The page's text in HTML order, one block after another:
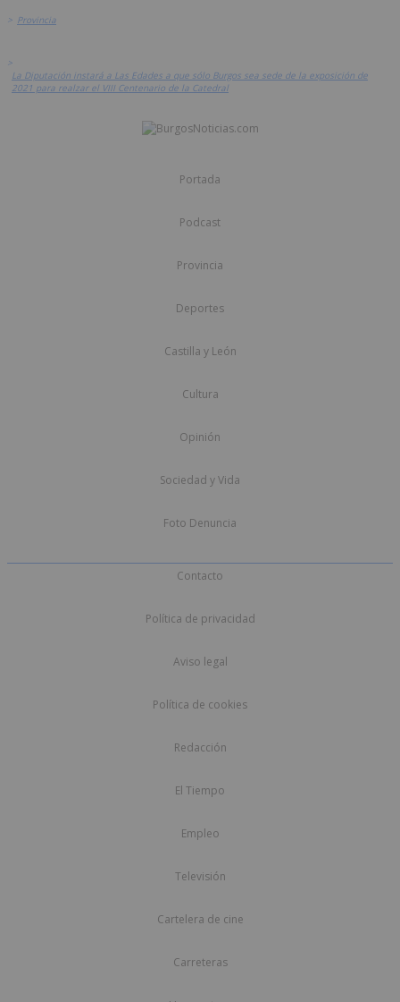
> Provincia
>
La Diputación instará a Las Edades a que sólo Burgos sea sede de la exposición de
2021 para realzar el VIII Centenario de la Catedral
Portada
Podcast
Provincia
Deportes
Castilla y León
Cultura
Opinión
Sociedad y Vida
Foto Denuncia
Contacto
Política de privacidad
Aviso legal
Política de cookies
Redacción
El Tiempo
Empleo
Televisión
Cartelera de cine
Carreteras